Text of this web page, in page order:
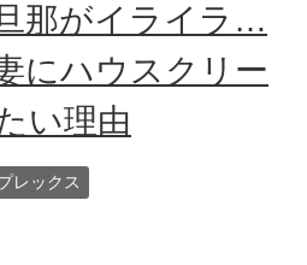
那がイライラ…
にハウスクリー
い理由
レックス